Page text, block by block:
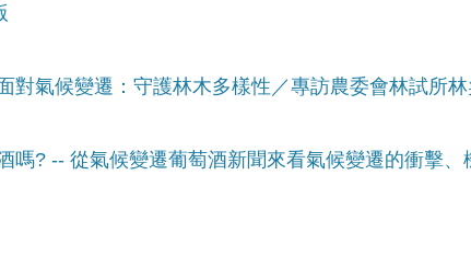
對氣候變遷：守護林木多樣性／專訪農委會林試所
嗎? -- 從氣候變遷葡萄酒新聞來看氣候變遷的衝擊、